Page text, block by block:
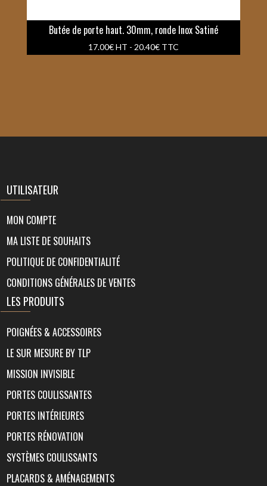
Butée de porte haut. 30mm, ronde Inox Satiné
17.00€HT - 20.40€TTC
UTILISATEUR
MON COMPTE
MA LISTE DE SOUHAITS
POLITIQUE DE CONFIDENTIALITÉ
CONDITIONS GÉNÉRALES DE VENTES
LES PRODUITS
POIGNÉES & ACCESSOIRES
LE SUR MESURE BY TLP
MISSION INVISIBLE
PORTES COULISSANTES
PORTES INTÉRIEURES
PORTES RÉNOVATION
SYSTÈMES COULISSANTS
PLACARDS & AMÉNAGEMENTS